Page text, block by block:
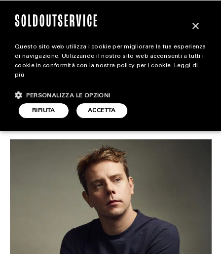
magazine
STYLE
FOOTWEAR
ACCESSORIES
Jonathan Anderson è il
designer dell’anno
STYLE
5 DICEMBRE 2023
×
Questo sito web utilizza i cookie per migliorare la tua esperienza
di navigazione. Utilizzando il nostro sito web acconsenti a tutti i
cookie in conformità con la nostra policy per i cookie. Leggi di
più
ACCETTA
RIFIUTA
PERSONALIZZA LE OPZIONI